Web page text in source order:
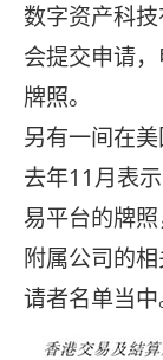
数字资产科
会提交申请
牌照。
另有一间在
去年11月表
易平台的牌
附属公司的
请者名单当中